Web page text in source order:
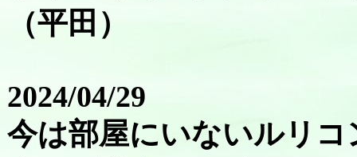
（平田）
2024/04/29
今は部屋にいないルリ